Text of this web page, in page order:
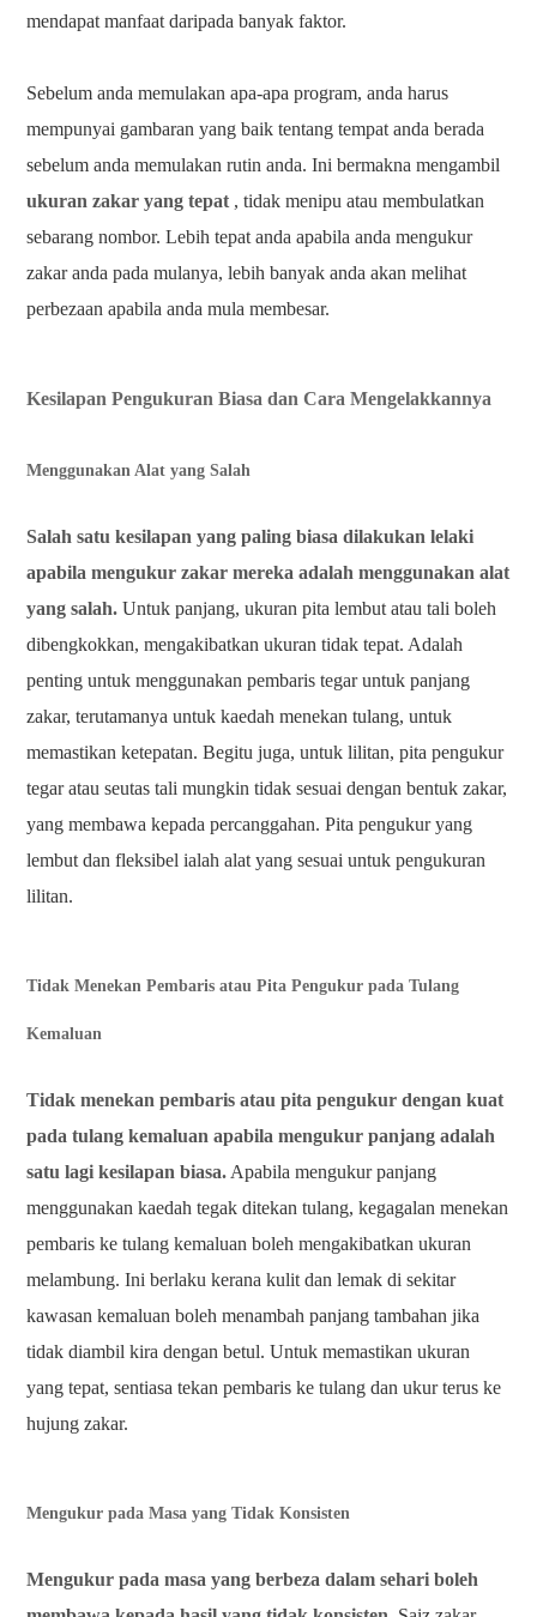
mendapat manfaat daripada banyak faktor.
Sebelum anda memulakan apa-apa program, anda harus
mempunyai gambaran yang baik tentang tempat anda berada
sebelum anda memulakan rutin anda. Ini bermakna mengambil
ukuran zakar yang tepat , tidak menipu atau membulatkan
sebarang nombor. Lebih tepat anda apabila anda mengukur
zakar anda pada mulanya, lebih banyak anda akan melihat
perbezaan apabila anda mula membesar.
Kesilapan Pengukuran Biasa dan Cara Mengelakkannya
Menggunakan Alat yang Salah
Salah satu kesilapan yang paling biasa dilakukan lelaki
apabila mengukur zakar mereka adalah menggunakan alat
yang salah. Untuk panjang, ukuran pita lembut atau tali boleh
dibengkokkan, mengakibatkan ukuran tidak tepat. Adalah
penting untuk menggunakan pembaris tegar untuk panjang
zakar, terutamanya untuk kaedah menekan tulang, untuk
memastikan ketepatan. Begitu juga, untuk lilitan, pita pengukur
tegar atau seutas tali mungkin tidak sesuai dengan bentuk zakar,
yang membawa kepada percanggahan. Pita pengukur yang
lembut dan fleksibel ialah alat yang sesuai untuk pengukuran
lilitan.
Tidak Menekan Pembaris atau Pita Pengukur pada Tulang
Kemaluan
Tidak menekan pembaris atau pita pengukur dengan kuat
pada tulang kemaluan apabila mengukur panjang adalah
satu lagi kesilapan biasa. Apabila mengukur panjang
menggunakan kaedah tegak ditekan tulang, kegagalan menekan
pembaris ke tulang kemaluan boleh mengakibatkan ukuran
melambung. Ini berlaku kerana kulit dan lemak di sekitar
kawasan kemaluan boleh menambah panjang tambahan jika
tidak diambil kira dengan betul. Untuk memastikan ukuran
yang tepat, sentiasa tekan pembaris ke tulang dan ukur terus ke
hujung zakar.
Mengukur pada Masa yang Tidak Konsisten
Mengukur pada masa yang berbeza dalam sehari boleh